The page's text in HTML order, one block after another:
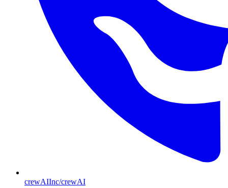
crewAIInc/crewAI